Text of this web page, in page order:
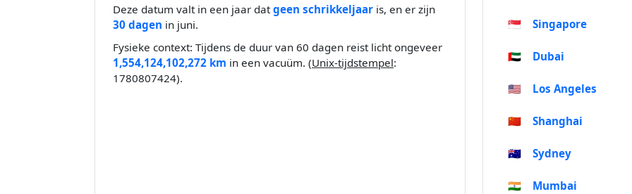
Deze datum valt in een jaar datgeen schrikkeljaar is, en er zijn
30 dagen in juni.
Fysieke context: Tijdens de duur van 60 dagen reist licht ongeveer
1,554,124,102,272 km in een vacuüm. (Unix-tijdstempel:
1780807424).
🇸🇬 Singapore
🇦🇪 Dubai
🇺🇸 Los Angeles
🇨🇳 Shanghai
🇦🇺 Sydney
🇮🇳 Mumbai